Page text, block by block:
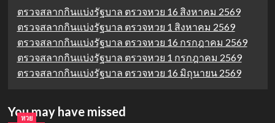
ตรวจสลากกินแบ่งรัฐบาล ตรวจหวย 16 สิงหาคม 2569
ตรวจสลากกินแบ่งรัฐบาล ตรวจหวย 1 สิงหาคม 2569
ตรวจสลากกินแบ่งรัฐบาล ตรวจหวย 16 กรกฎาคม 2569
ตรวจสลากกินแบ่งรัฐบาล ตรวจหวย 1 กรกฎาคม 2569
ตรวจสลากกินแบ่งรัฐบาล ตรวจหวย 16 มิถุนายน 2569
You may have missed
หวย